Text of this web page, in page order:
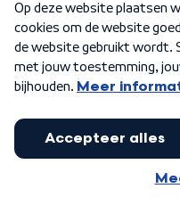
Algemene voorwaarden